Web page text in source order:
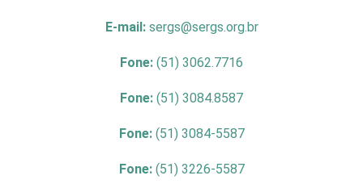
E-mail: sergs@sergs.org.br
Fone: (51) 3062.7716
Fone: (51) 3084.8587
Fone: (51) 3084-5587
Fone: (51) 3226-5587